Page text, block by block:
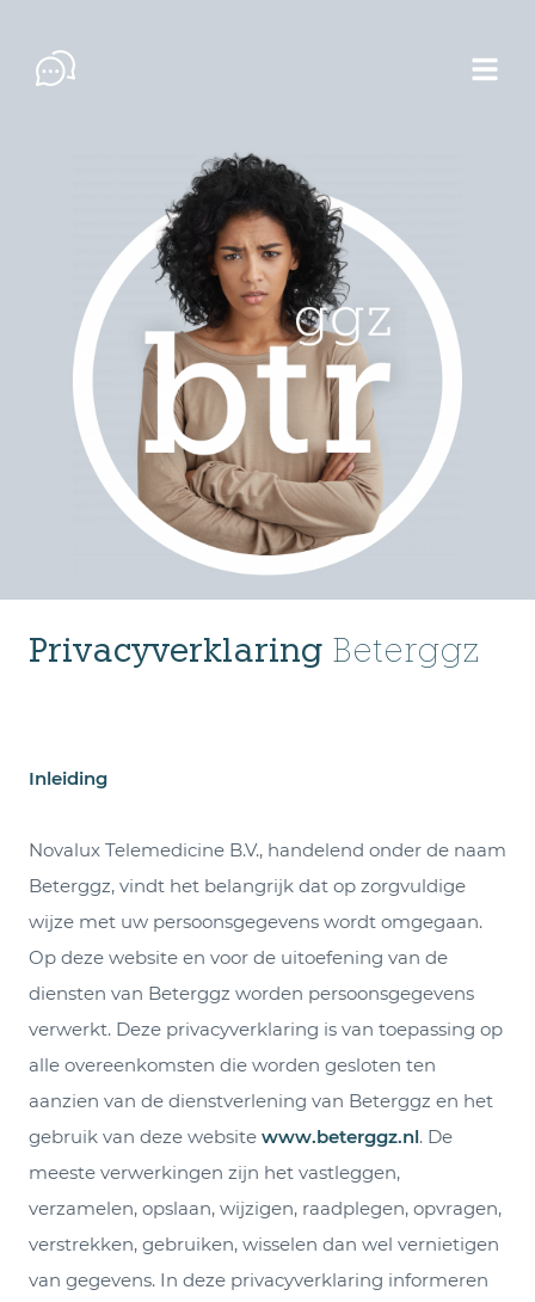
Privacyverklaring Beterggz
Inleiding
Novalux Telemedicine B.V., handelend onder de naam
Beterggz, vindt het belangrijk dat op zorgvuldige
wijze met uw persoonsgegevens wordt omgegaan.
Op deze website en voor de uitoefening van de
diensten van Beterggz worden persoonsgegevens
verwerkt. Deze privacyverklaring is van toepassing op
alle overeenkomsten die worden gesloten ten
aanzien van de dienstverlening van Beterggz en het
gebruik van deze website www.beterggz.nl. De
meeste verwerkingen zijn het vastleggen,
verzamelen, opslaan, wijzigen, raadplegen, opvragen,
verstrekken, gebruiken, wisselen dan wel vernietigen
van gegevens. In deze privacyverklaring informeren